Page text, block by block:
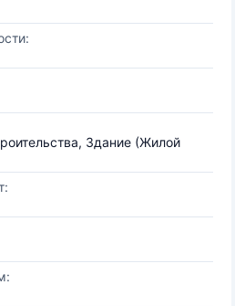
Здание (Жилой